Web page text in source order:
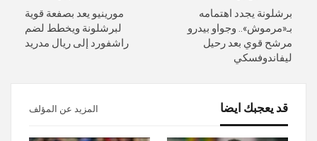
برشلونة يجدد اهتمامه
بـ«مرموش».. وجواو بيدرو
مرشح قوي بعد رحيل
ليفاندوفسكي
مورينيو يعد بصفعة قوية
لبرشلونة ويخطط لضم
راشفورد إلى ريال مدريد
قد يعجبك ايضا المزيد عن المؤلف